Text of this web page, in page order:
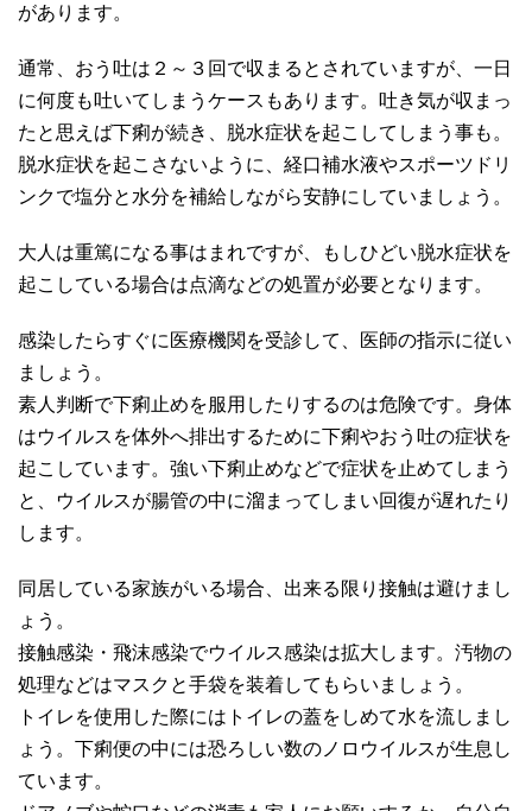
があります。
通常、おう吐は２～３回で収まるとされていますが、一日
に何度も吐いてしまうケースもあります。吐き気が収まっ
たと思えば下痢が続き、脱水症状を起こしてしまう事も。
脱水症状を起こさないように、経口補水液やスポーツドリ
ンクで塩分と水分を補給しながら安静にしていましょう。
大人は重篤になる事はまれですが、もしひどい脱水症状を
起こしている場合は点滴などの処置が必要となります。
感染したらすぐに医療機関を受診して、医師の指示に従い
ましょう。
素人判断で下痢止めを服用したりするのは危険です。身体
はウイルスを体外へ排出するために下痢やおう吐の症状を
起こしています。強い下痢止めなどで症状を止めてしまう
と、ウイルスが腸管の中に溜まってしまい回復が遅れたり
します。
同居している家族がいる場合、出来る限り接触は避けまし
ょう。
接触感染・飛沫感染でウイルス感染は拡大します。汚物の
処理などはマスクと手袋を装着してもらいましょう。
トイレを使用した際にはトイレの蓋をしめて水を流しまし
ょう。下痢便の中には恐ろしい数のノロウイルスが生息し
ています。